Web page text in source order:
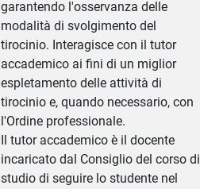
garantendo l'osservanza delle
modalità di svolgimento del
tirocinio. Interagisce con il tutor
accademico ai fini di un miglior
espletamento delle attività di
tirocinio e, quando necessario, con
l'Ordine professionale.
Il tutor accademico è il docente
incaricato dal Consiglio del corso di
studio di seguire lo studente nel